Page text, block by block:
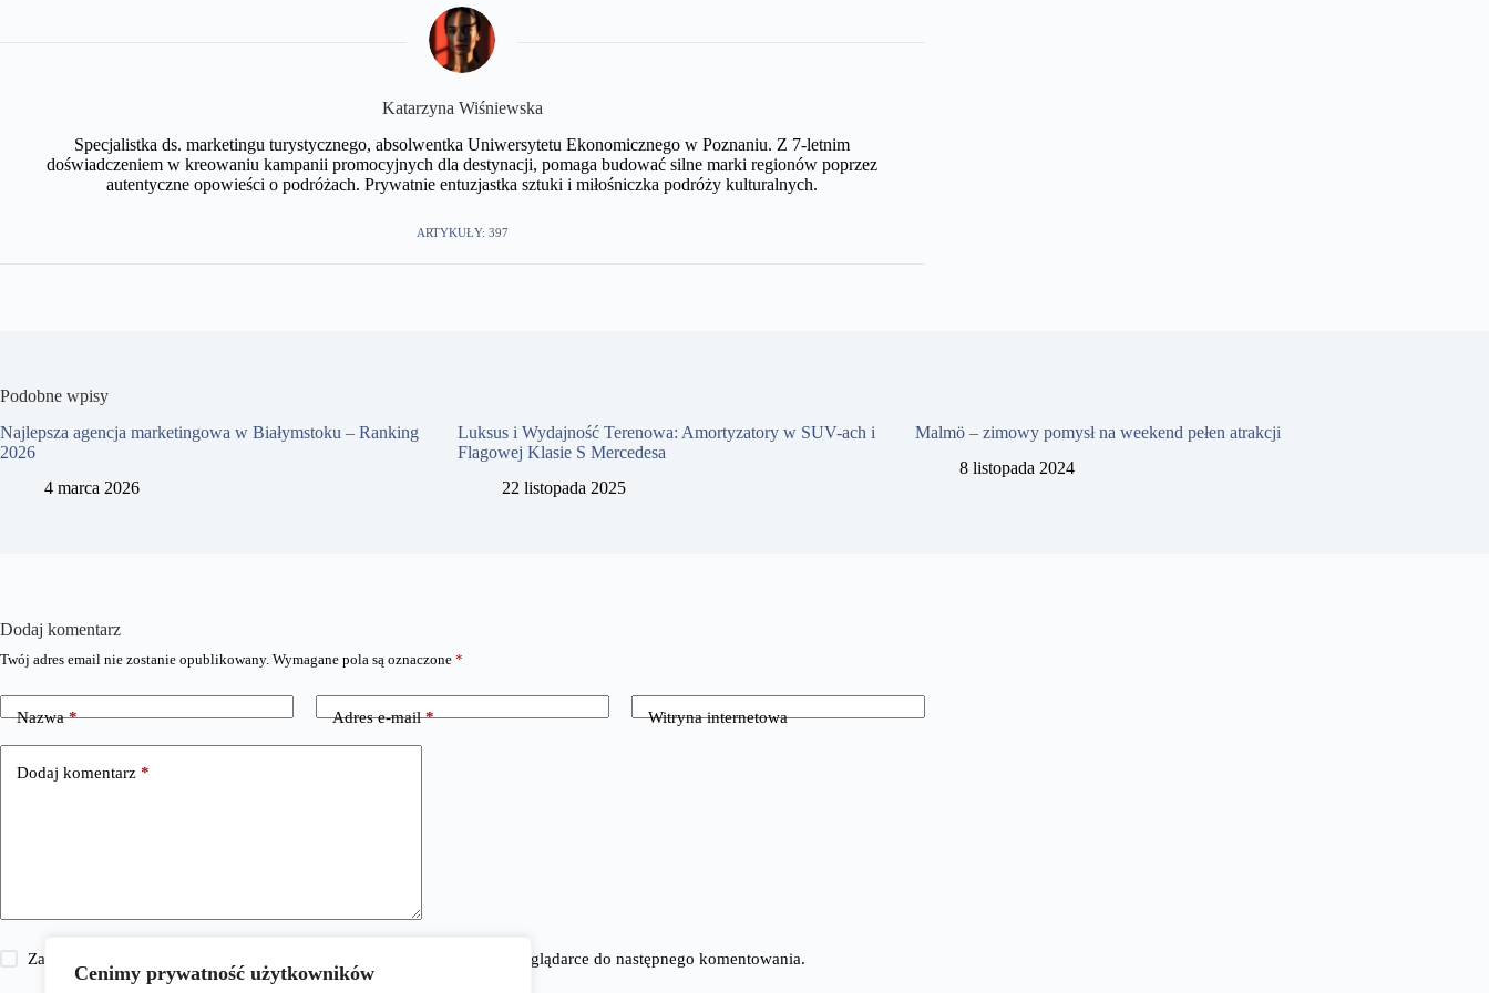
Cenimy prywatność użytkowników
Katarzyna Wiśniewska
Specjalistka ds. marketingu turystycznego, absolwentka Uniwersytetu Ekonomicznego w Poznaniu. Z 7-letnim
doświadczeniem w kreowaniu kampanii promocyjnych dla destynacji, pomaga budować silne marki regionów poprzez
autentyczne opowieści o podróżach. Prywatnie entuzjastka sztuki i miłośniczka podróży kulturalnych.
ARTYKUŁY: 397
Podobne wpisy
Najlepsza agencja marketingowa w Białymstoku – Ranking
2026
4 marca 2026
Luksus i Wydajność Terenowa: Amortyzatory w SUV-ach i
Flagowej Klasie S Mercedesa
22 listopada 2025
Malmö – zimowy pomysł na weekend pełen atrakcji
8 listopada 2024
Dodaj komentarz
Twój adres email nie zostanie opublikowany. Wymagane pola są oznaczone *
Nazwa* Adres e-mail* Witryna internetowa
Dodaj komentarz *
Zapisz moje imię i nazwisko, adres e-mail i stronę internetową w tej przeglądarce do następnego komentowania.